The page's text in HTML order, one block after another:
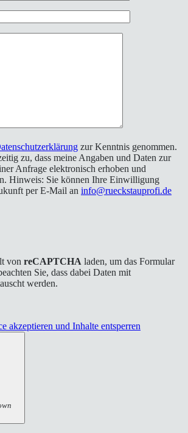
zur Kenntnis genommen.
zu, dass meine Angaben und Daten zur
Anfrage elektronisch erhoben und
Hinweis: Sie können Ihre Einwilligung
per E-Mail an info@rueckstauprofi.de
von reCAPTCHA laden, um das Formular
Sie, dass dabei Daten mit
werden.
akzeptieren und Inhalte entsperren